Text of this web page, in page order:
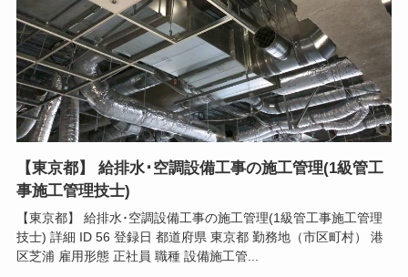
【東京都】 給排水･空調設備工事の施工管理(1級管工
事施工管理技士)
【東京都】 給排水･空調設備工事の施工管理(1級管工事施工管理
技士) 詳細 ID 56 登録日 都道府県 東京都 勤務地（市区町村） 港
区芝浦 雇用形態 正社員 職種 設備施工管...